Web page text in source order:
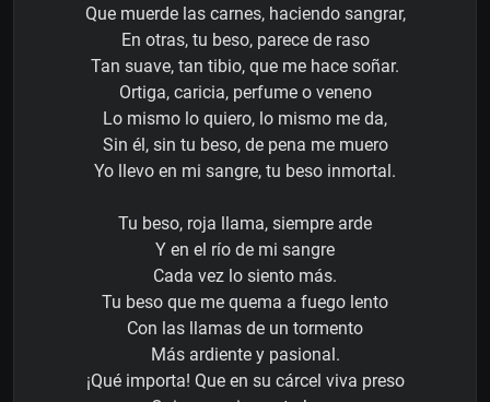
Que muerde las carnes, haciendo sangrar,
En otras, tu beso, parece de raso
Tan suave, tan tibio, que me hace soñar.
Ortiga, caricia, perfume o veneno
Lo mismo lo quiero, lo mismo me da,
Sin él, sin tu beso, de pena me muero
Yo llevo en mi sangre, tu beso inmortal.
Tu beso, roja llama, siempre arde
Y en el río de mi sangre
Cada vez lo siento más.
Tu beso que me quema a fuego lento
Con las llamas de un tormento
Más ardiente y pasional.
¡Qué importa! Que en su cárcel viva preso